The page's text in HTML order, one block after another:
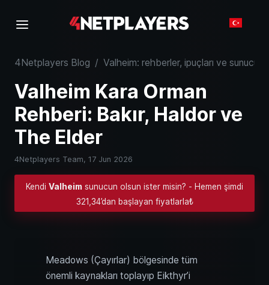
4Netplayers Blog / Valheim: rehberler, ipuçları ve sunucu
Valheim Kara Orman
Rehberi: Bakır, Haldor ve
The Elder
4Netplayers Team, 17 Jun 2026
Kendi Valheim sunucun olsun ister misin? - Hemen şimdi
321,34’dan başlayan fiyatlarla₺
Meadows (Çayırlar) bölgesinde tüm
önemli kaynakları toplayıp Eikthyr’i